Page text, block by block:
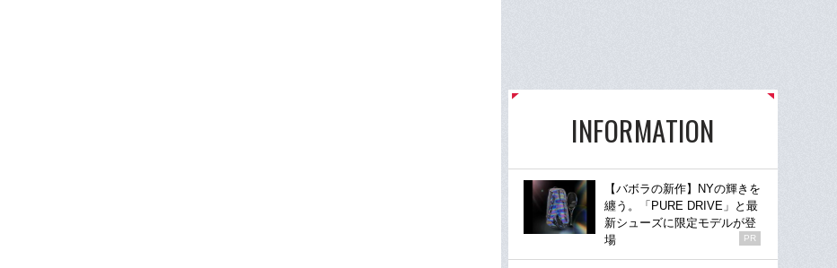
INFORMATION
【バボラの新作】NYの輝きを
纏う。「PURE DRIVE」と最
新シューズに限定モデルが登
場
PR